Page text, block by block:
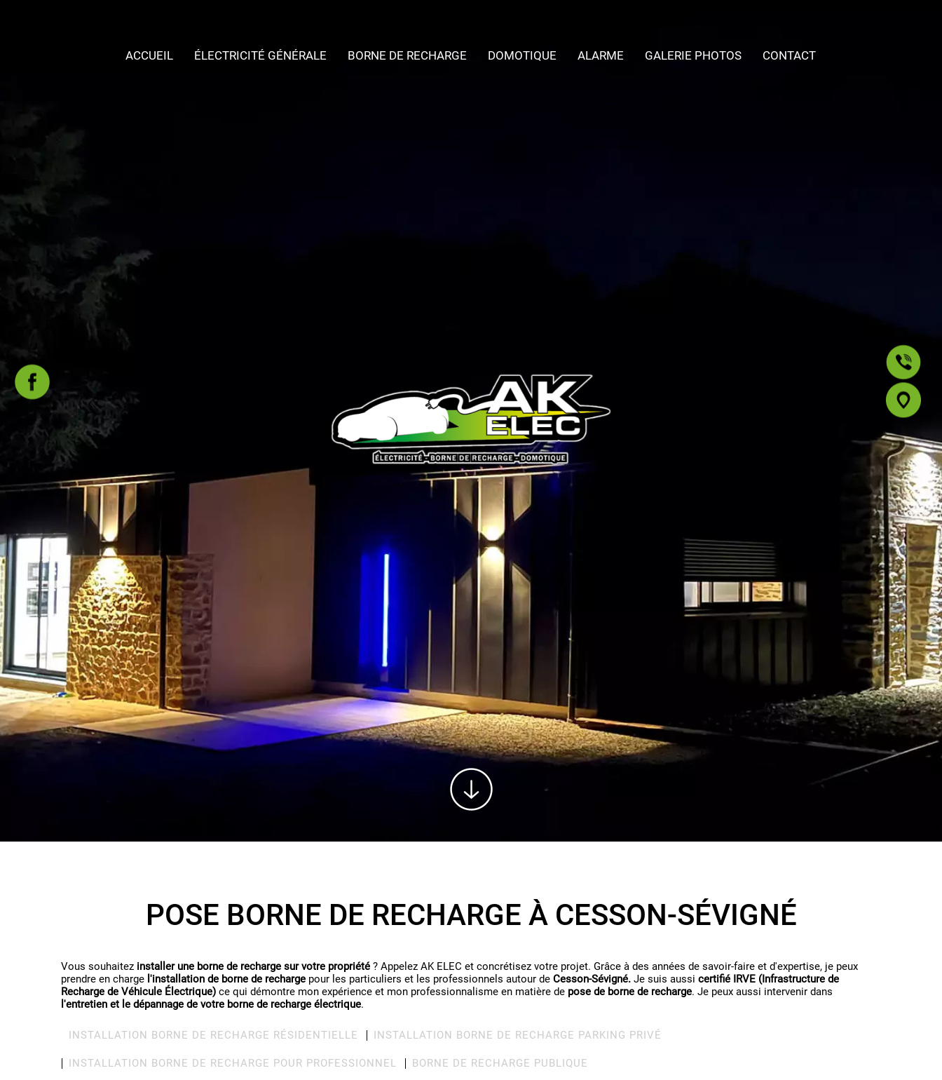
ACCUEIL ÉLECTRICITÉ GÉNÉRALE BORNE DE RECHARGE DOMOTIQUE ALARME GALERIE PHOTOS CONTACT
POSE BORNE DE RECHARGE À CESSON-SÉVIGNÉ
Vous souhaitez installer une borne de recharge sur votre propriété ? Appelez AK ELEC et concrétisez votre projet. Grâce à des années de savoir-faire et d'expertise, je peux
prendre en charge l'installation de borne de recharge pour les particuliers et les professionnels autour de Cesson-Sévigné. Je suis aussi certifié IRVE (Infrastructure de
Recharge de Véhicule Électrique) ce qui démontre mon expérience et mon professionnalisme en matière de pose de borne de recharge. Je peux aussi intervenir dans
l'entretien et le dépannage de votre borne de recharge électrique.
INSTALLATION BORNE DE RECHARGE RÉSIDENTIELLE INSTALLATION BORNE DE RECHARGE PARKING PRIVÉ
INSTALLATION BORNE DE RECHARGE POUR PROFESSIONNEL BORNE DE RECHARGE PUBLIQUE